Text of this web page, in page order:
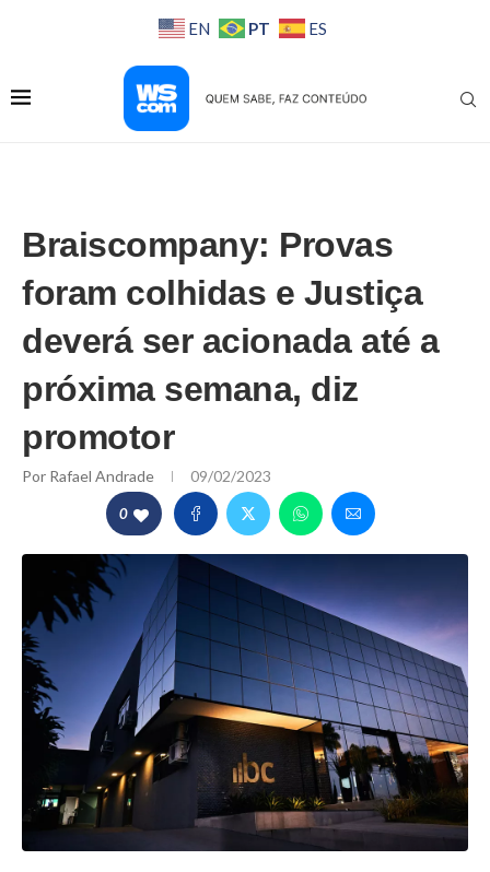
EN PT ES
Braiscompany: Provas
foram colhidas e Justiça
deverá ser acionada até a
próxima semana, diz
promotor
Por Rafael Andrade 09/02/2023
0